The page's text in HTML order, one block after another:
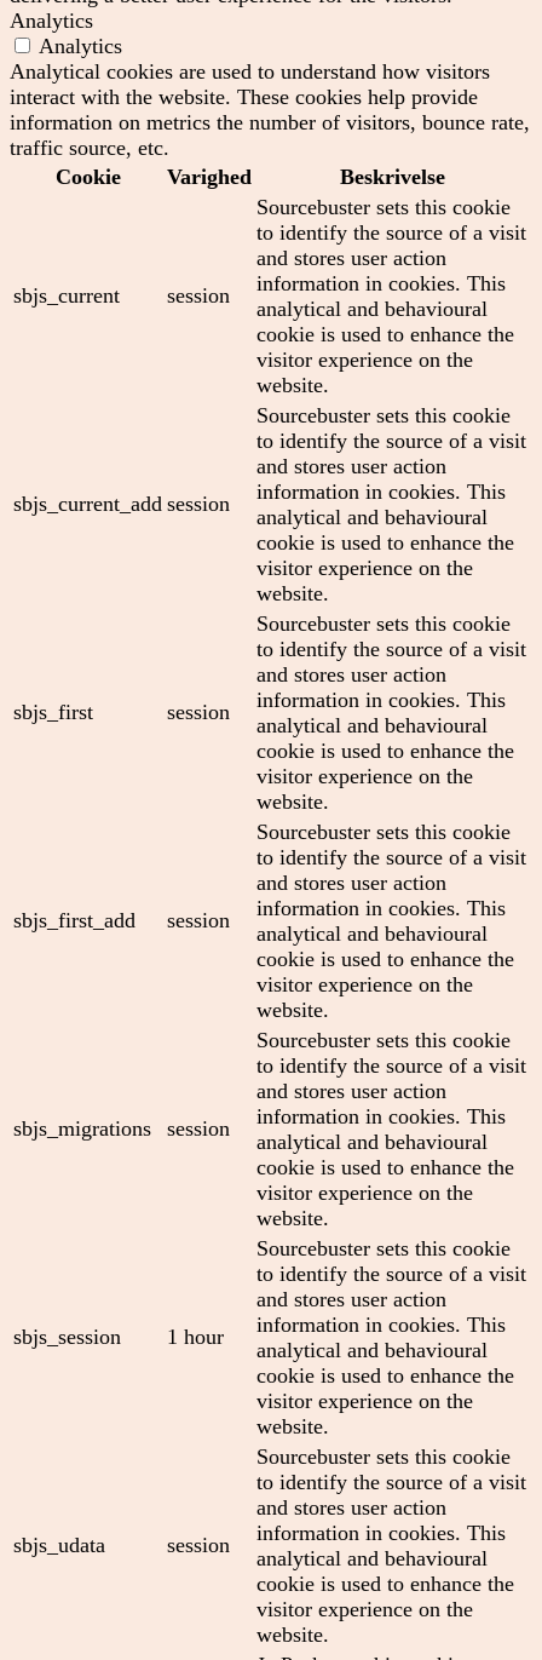
Analytics
Analytics
Analytical cookies are used to understand how visitors
interact with the website. These cookies help provide
information on metrics the number of visitors, bounce rate,
traffic source, etc.
Cookie
Varighed Beskrivelse
sbjs_current session
Sourcebuster sets this cookie
to identify the source of a visit
and stores user action
information in cookies. This
analytical and behavioural
cookie is used to enhance the
visitor experience on the
website.
sbjs_current_add session
Sourcebuster sets this cookie
to identify the source of a visit
and stores user action
information in cookies. This
analytical and behavioural
cookie is used to enhance the
visitor experience on the
website.
sbjs_first session
Sourcebuster sets this cookie
to identify the source of a visit
and stores user action
information in cookies. This
analytical and behavioural
cookie is used to enhance the
visitor experience on the
website.
sbjs_first_add session
Sourcebuster sets this cookie
to identify the source of a visit
and stores user action
information in cookies. This
analytical and behavioural
cookie is used to enhance the
visitor experience on the
website.
sbjs_migrations session
Sourcebuster sets this cookie
to identify the source of a visit
and stores user action
information in cookies. This
analytical and behavioural
cookie is used to enhance the
visitor experience on the
website.
sbjs_session 1 hour
Sourcebuster sets this cookie
to identify the source of a visit
and stores user action
information in cookies. This
analytical and behavioural
cookie is used to enhance the
visitor experience on the
website.
sbjs_udata session
Sourcebuster sets this cookie
to identify the source of a visit
and stores user action
information in cookies. This
analytical and behavioural
cookie is used to enhance the
visitor experience on the
website.